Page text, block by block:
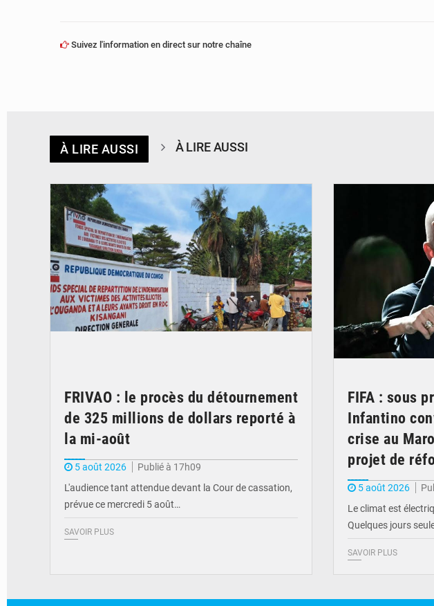
Suivez l'information en direct sur notre chaîne
À LIRE AUSSI À LIRE AUSSI
FRIVAO : le procès du détournement
de 325 millions de dollars reporté à
la mi-août
5 août 2026
Publié à 17h09
L'audience tant attendue devant la Cour de cassation,
prévue ce mercredi 5 août…
SAVOIR PLUS
FIFA : sous
Infantino
crise au
projet de
5 août 2026
Le climat est
Quelques jours
SAVOIR PLUS